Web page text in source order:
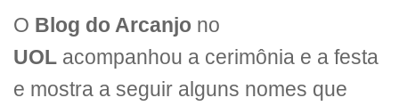
O Blog do Arcanjo no
UOL acompanhou a cerimônia e a festa
e mostra a seguir alguns nomes que